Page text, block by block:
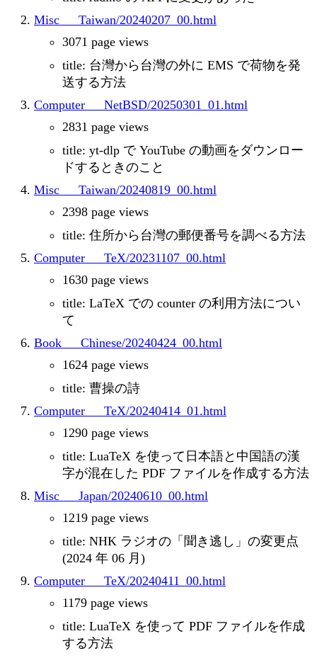
Misc___Taiwan/20240207_00.html
3071 page views
title: 台灣から台灣の外に EMS で荷物を発
送する方法
Computer___NetBSD/20250301_01.html
2831 page views
title: yt-dlp で YouTube の動画をダウンロー
ドするときのこと
Misc___Taiwan/20240819_00.html
2398 page views
title: 住所から台灣の郵便番号を調べる方法
Computer___TeX/20231107_00.html
1630 page views
title: LaTeX での counter の利用方法につい
て
Book___Chinese/20240424_00.html
1624 page views
title: 曹操の詩
Computer___TeX/20240414_01.html
1290 page views
title: LuaTeX を使って日本語と中国語の漢
字が混在した PDF ファイルを作成する方法
Misc___Japan/20240610_00.html
1219 page views
title: NHK ラジオの「聞き逃し」の変更点
(2024 年 06 月)
Computer___TeX/20240411_00.html
1179 page views
title: LuaTeX を使って PDF ファイルを作成
する方法